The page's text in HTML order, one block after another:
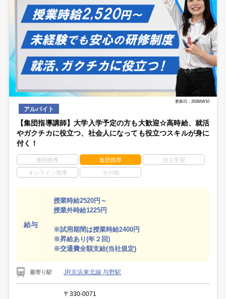
更新日：2026/04/10
アルバイト
【集団指導講師】大学入学予定の方も大歓迎☆高時給、就活
やガクチカに役立つ、社会人になっても役立つスキルが身に
付く！
個別指導 集団指導 自立学習
オンライン指導 その他
給与
授業時給2520円～
授業外時給1225円
※試用期間は授業時給2400円
※昇給あり(年２回)
※交通費全額支給(当社規定)
最寄り駅 JR京浜東北線 与野駅
〒330-0071